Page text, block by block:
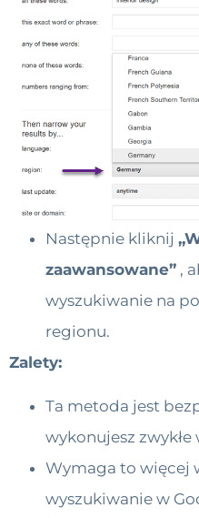
Następnie kliknij
zaawansowane” ,
wyszukiwanie na
regionu.
Zalety:
Ta metoda jest
wykonujesz
Wymaga to więcej
wyszukiwanie w